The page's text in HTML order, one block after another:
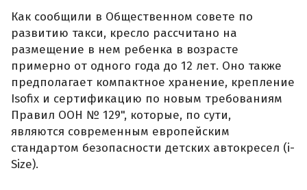
Как сообщили в Общественном совете по
развитию такси, кресло рассчитано на
размещение в нем ребенка в возрасте
примерно от одного года до 12 лет. Оно также
предполагает компактное хранение, крепление
Isofix и сертификацию по новым требованиям
Правил ООН № 129", которые, по сути,
являются современным европейским
стандартом безопасности детских автокресел (i-
Size).